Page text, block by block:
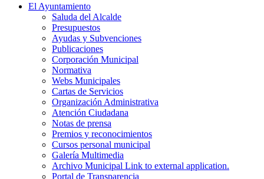
El Ayuntamiento
Saluda del Alcalde
Presupuestos
Ayudas y Subvenciones
Publicaciones
Corporación Municipal
Normativa
Webs Municipales
Cartas de Servicios
Organización Administrativa
Atención Ciudadana
Notas de prensa
Premios y reconocimientos
Cursos personal municipal
Galería Multimedia
Archivo Municipal Link to external application.
Portal de Transparencia